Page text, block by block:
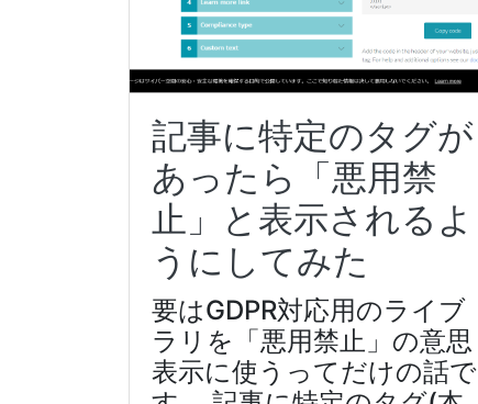
記事に特定のタグが
あったら「悪用禁
止」と表示されるよ
うにしてみた
要はGDPR対応用のライブ
ラリを「悪用禁止」の意思
表示に使うってだけの話で